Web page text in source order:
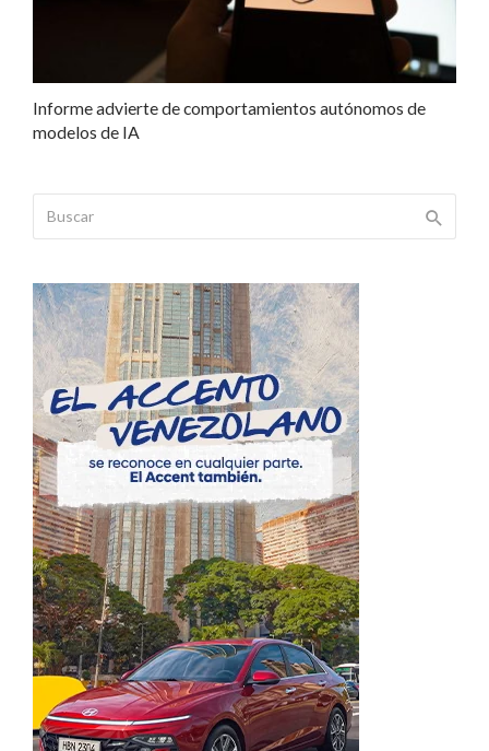
Informe advierte de comportamientos autónomos de
modelos de IA